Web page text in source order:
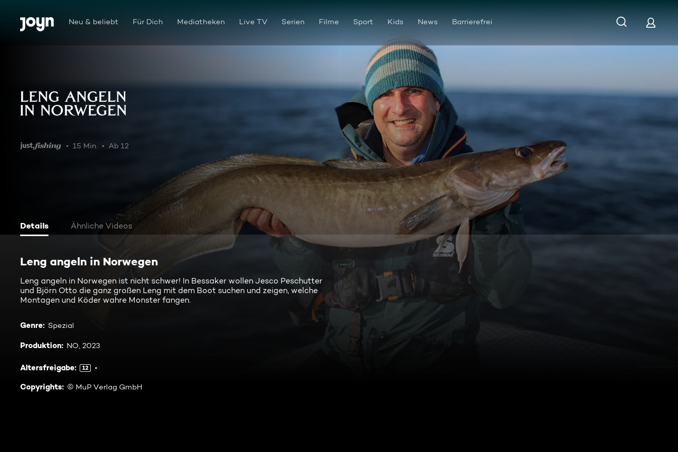
Zum Inhalt springen
Barrierefrei Neu & beliebt Für Dich Mediatheken Live TV Serien Filme Sport Kids News Barrierefrei
Leng angeln in Norwegen
15 Min. Ab 12
Details Ähnliche Videos
Leng angeln in Norwegen
Leng angeln in Norwegen ist nicht schwer! In Bessaker wollen Jesco Peschutter
und Björn Otto die ganz großen Leng mit dem Boot suchen und zeigen, welche
Montagen und Köder wahre Monster fangen.
Genre: Spezial
Produktion: NO, 2023
Altersfreigabe: 12
Copyrights: © MuP Verlag GmbH